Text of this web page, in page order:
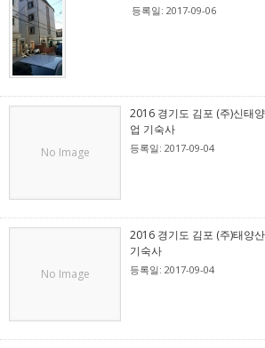
등록일: 2017-09-06
No Image
2016 경기도 김포 (주)신태
업 기숙사
등록일: 2017-09-04
No Image
2016 경기도 김포 (주)태양
기숙사
등록일: 2017-09-04